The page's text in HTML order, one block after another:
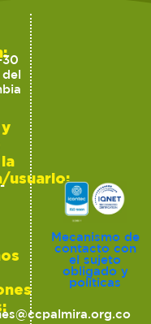
30
del
usuario:
Mecanismo de
contacto con
el sujeto
obligado y
políticas